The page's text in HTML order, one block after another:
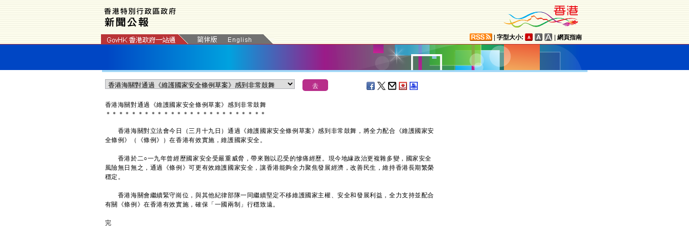
字型大小: 網頁指南
香港海關對通過《維護國家安全條例草案》感到非常鼓舞
＊ ＊ ＊ ＊ ＊ ＊ ＊ ＊ ＊ ＊ ＊ ＊ ＊ ＊ ＊ ＊ ＊ ＊ ＊ ＊ ＊ ＊ ＊ ＊ ＊
香港海關對立法會今日（三月十九日）通過《維護國家安全條例草案》感到非常鼓舞，將全力配合《維護國家安
全條例》（《條例》）在香港有效實施，維護國家安全。
香港於二○一九年曾經歷國家安全受嚴重威脅，帶來難以忍受的慘痛經歷。現今地緣政治更複雜多變，國家安全
風險無日無之，通過《條例》可更有效維護國家安全，讓香港能夠全力聚焦發展經濟，改善民生，維持香港長期繁榮
穩定。
香港海關會繼續緊守崗位，與其他紀律部隊一同繼續堅定不移維護國家主權、安全和發展利益，全力支持並配合
有關《條例》在香港有效實施，確保「一國兩制」行穩致遠。
完